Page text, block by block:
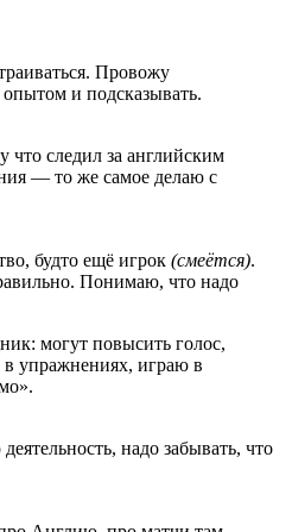
Провожу
и подсказывать.
следил за английским
— то же самое делаю с
будто ещё игрок (смеётся).
Понимаю, что надо
могут повысить голос,
в упражнениях, играю в
надо забывать, что